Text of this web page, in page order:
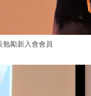
勵新入會會員